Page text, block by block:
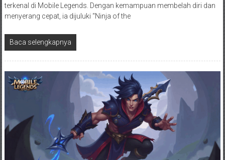
terkenal di Mobile Legends. Dengan kemampuan membelah diri dan
menyerang cepat, ia dijuluki “Ninja of the
Baca selengkapnya